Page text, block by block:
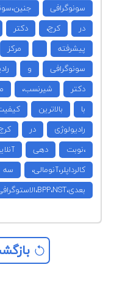
سونوگرافی
در
کرج، دکتر
پیشرفته
مرکز
سونوگرافی
و
دکتر
شیرنسب،
با
بالاترین
رادیولوژی
در
،نوبت
دهی
کالرداپلر،آنومالی،
سه
بعدی،BPP،NST،الاستوگرافی